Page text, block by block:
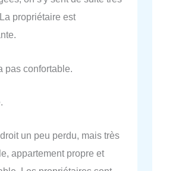
propriétaire est
pas confortable.
un peu perdu, mais très
appartement propre et